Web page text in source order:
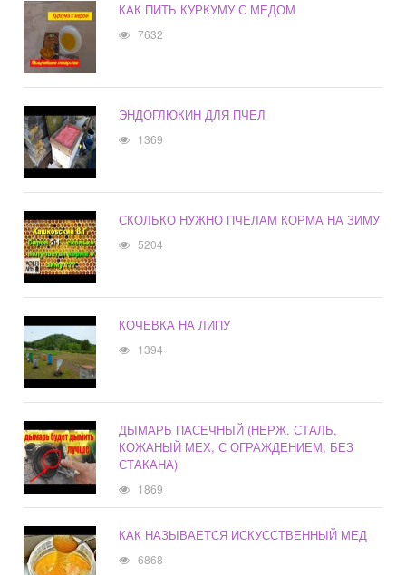
КАК ПИТЬ КУРКУМУ С МЕДОМ
7632
ЭНДОГЛЮКИН ДЛЯ ПЧЕЛ
1369
СКОЛЬКО НУЖНО ПЧЕЛАМ КОРМА НА ЗИМУ
5204
КОЧЕВКА НА ЛИПУ
1394
ДЫМАРЬ ПАСЕЧНЫЙ (НЕРЖ. СТАЛЬ,
КОЖАНЫЙ МЕХ, С ОГРАЖДЕНИЕМ, БЕЗ
СТАКАНА)
1869
КАК НАЗЫВАЕТСЯ ИСКУССТВЕННЫЙ МЕД
6868